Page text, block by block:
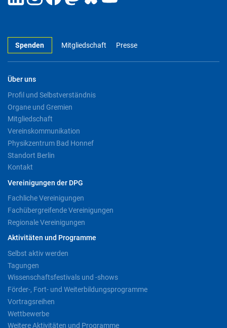
Spenden Mitgliedschaft Presse
Über uns
Profil und Selbstverständnis
Organe und Gremien
Mitgliedschaft
Vereinskommunikation
Physikzentrum Bad Honnef
Standort Berlin
Kontakt
Vereinigungen der DPG
Fachliche Vereinigungen
Fachübergreifende Vereinigungen
Regionale Vereinigungen
Aktivitäten und Programme
Selbst aktiv werden
Tagungen
Wissenschaftsfestivals und -shows
Förder-, Fort- und Weiterbildungsprogramme
Vortragsreihen
Wettbewerbe
Weitere Aktivitäten und Programme